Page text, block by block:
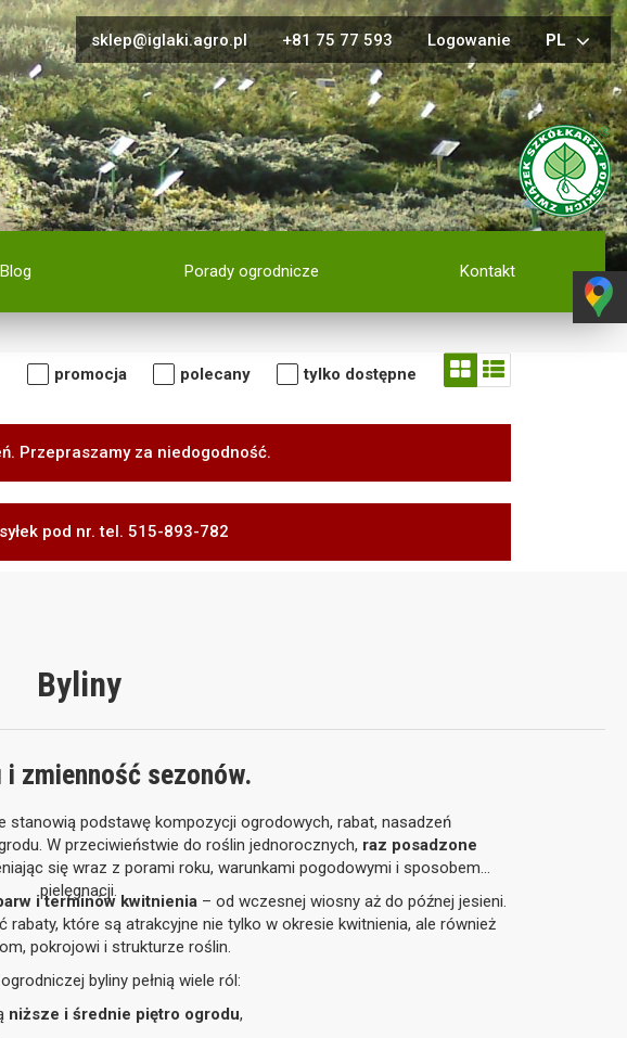
sklep@iglaki.agro.pl +81 75 77 593 Logowanie PL
Blog Porady ogrodnicze Kontakt
promocja polecany tylko dostępne
Przepraszamy za niedogodność.
pod nr. tel. 515-893-782
Byliny
zmienność sezonów.
stanowią podstawę kompozycji ogrodowych, rabat, nasadzeń
W przeciwieństwie do roślin jednorocznych, raz posadzone
się wraz z porami roku, warunkami pogodowymi i sposobem
pielęgnacji.
i terminów kwitnienia – od wczesnej wiosny aż do późnej jesieni.
które są atrakcyjne nie tylko w okresie kwitnienia, ale również
pokrojowi i strukturze roślin.
byliny pełnią wiele ról:
niższe i średnie piętro ogrodu,